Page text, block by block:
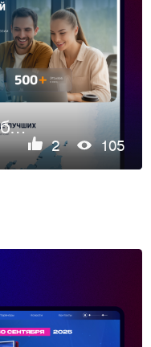
Разработка сайта «Библио-Глобус» — Сплочённая команда туроп…
2 105